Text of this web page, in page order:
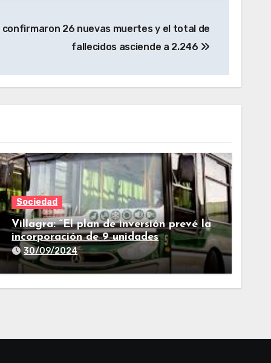
26 nuevas muertes y el total de
fallecidos asciende a 2.246
Sociedad
Villagra: “El plan de inversión prevé la
incorporación de 9 unidades
adicionales para 2025″
30/09/2024